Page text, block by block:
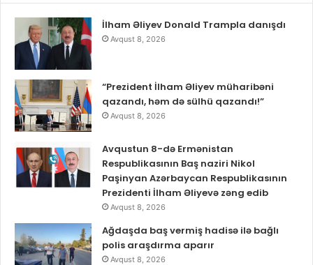
İlham Əliyev Donald Trampla danışdı
Avqust 8, 2026
“Prezident İlham Əliyev müharibəni
qazandı, həm də sülhü qazandı!”
Avqust 8, 2026
Avqustun 8-də Ermənistan
Respublikasının Baş naziri Nikol
Paşinyan Azərbaycan Respublikasının
Prezidenti İlham Əliyevə zəng edib
Avqust 8, 2026
Ağdaşda baş vermiş hadisə ilə bağlı
polis araşdırma aparır
Avqust 8, 2026